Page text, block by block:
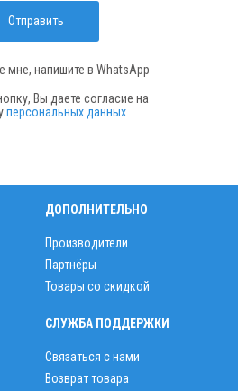
Отправить
мне, напишите в WhatsApp
Вы даете согласие на
персональных данных
ДОПОЛНИТЕЛЬНО
Производители
Партнёры
Товары со скидкой
СЛУЖБА ПОДДЕРЖКИ
Связаться с нами
Возврат товара